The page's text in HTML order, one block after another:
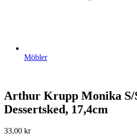
Möbler
Arthur Krupp Monika S/
Dessertsked, 17,4cm
33,00 kr